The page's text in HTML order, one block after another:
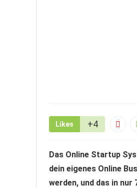
Likes +4
Das Online Startup
dein eigenes Online
werden, und das in